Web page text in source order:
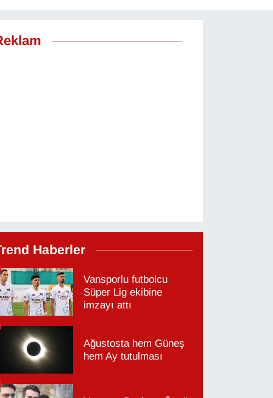
Haberler
Vansporlu futbolcu
Süper Lig ekibine
imzayı attı
Ağustosta hem Güneş
hem Ay tutulması